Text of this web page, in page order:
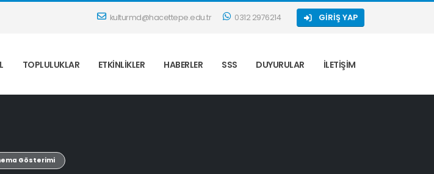
kulturmd@hacettepe.edu.tr 0312 2976214 GIRIŞ YAP
TOPLULUKLAR ETKINLIKLER HABERLER SSS DUYURULAR İLETIŞIM
Gösterimi